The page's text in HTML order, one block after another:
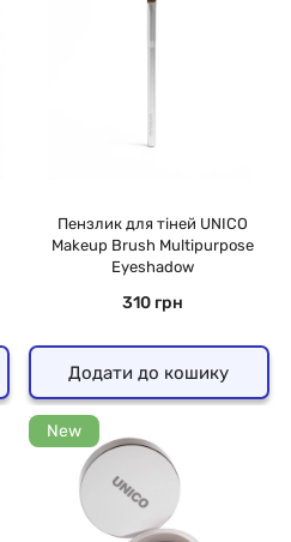
Пензлик для тіней UNICO
Makeup Brush Multipurpose
Eyeshadow
310 грн
Додати до кошику
New